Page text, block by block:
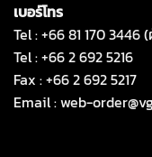
เบอร์โทร
Tel : +66 81 170 3446
Tel : +66 2 692 5216
Fax : +66 2 692 5217
Email :web-